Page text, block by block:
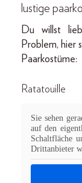
lustige
Du willst
Problem, hier
Paarkostüme:
Ratatouille
Sie sehen
auf den
Schaltfläche
Drittanbieter